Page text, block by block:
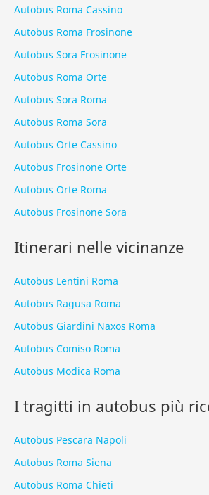
Autobus Roma Cassino
Autobus Roma Frosinone
Autobus Sora Frosinone
Autobus Roma Orte
Autobus Sora Roma
Autobus Roma Sora
Autobus Orte Cassino
Autobus Frosinone Orte
Autobus Orte Roma
Autobus Frosinone Sora
Itinerari nelle vicinanze
Autobus Lentini Roma
Autobus Ragusa Roma
Autobus Giardini Naxos Roma
Autobus Comiso Roma
Autobus Modica Roma
I tragitti in autobus più
Autobus Pescara Napoli
Autobus Roma Siena
Autobus Roma Chieti